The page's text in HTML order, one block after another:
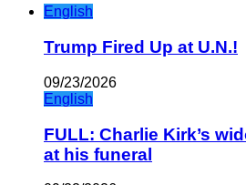
English
Trump Fired Up at U.N.!
09/23/2026
English
FULL: Charlie Kirk’s
at his funeral